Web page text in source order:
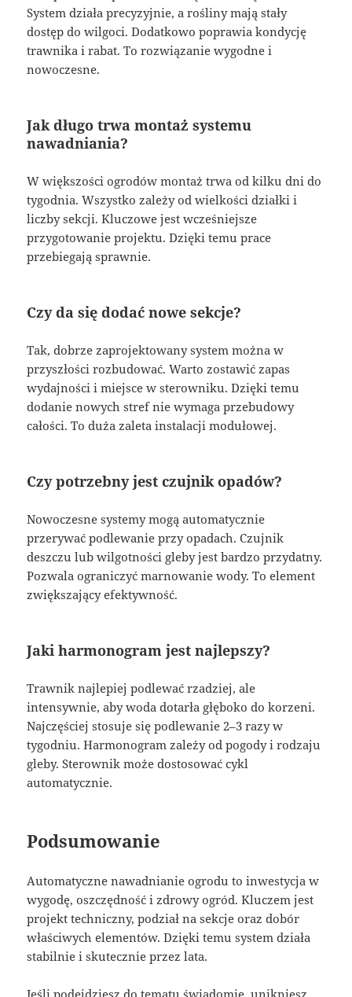
System działa precyzyjnie, a rośliny mają stały
dostęp do wilgoci. Dodatkowo poprawia kondycję
trawnika i rabat. To rozwiązanie wygodne i
nowoczesne.
Jak długo trwa montaż systemu
nawadniania?
W większości ogrodów montaż trwa od kilku dni do
tygodnia. Wszystko zależy od wielkości działki i
liczby sekcji. Kluczowe jest wcześniejsze
przygotowanie projektu. Dzięki temu prace
przebiegają sprawnie.
Czy da się dodać nowe sekcje?
Tak, dobrze zaprojektowany system można w
przyszłości rozbudować. Warto zostawić zapas
wydajności i miejsce w sterowniku. Dzięki temu
dodanie nowych stref nie wymaga przebudowy
całości. To duża zaleta instalacji modułowej.
Czy potrzebny jest czujnik opadów?
Nowoczesne systemy mogą automatycznie
przerywać podlewanie przy opadach. Czujnik
deszczu lub wilgotności gleby jest bardzo przydatny.
Pozwala ograniczyć marnowanie wody. To element
zwiększający efektywność.
Jaki harmonogram jest najlepszy?
Trawnik najlepiej podlewać rzadziej, ale
intensywnie, aby woda dotarła głęboko do korzeni.
Najczęściej stosuje się podlewanie 2–3 razy w
tygodniu. Harmonogram zależy od pogody i rodzaju
gleby. Sterownik może dostosować cykl
automatycznie.
Podsumowanie
Automatyczne nawadnianie ogrodu to inwestycja w
wygodę, oszczędność i zdrowy ogród. Kluczem jest
projekt techniczny, podział na sekcje oraz dobór
właściwych elementów. Dzięki temu system działa
stabilnie i skutecznie przez lata.
Jeśli podejdziesz do tematu świadomie, unikniesz